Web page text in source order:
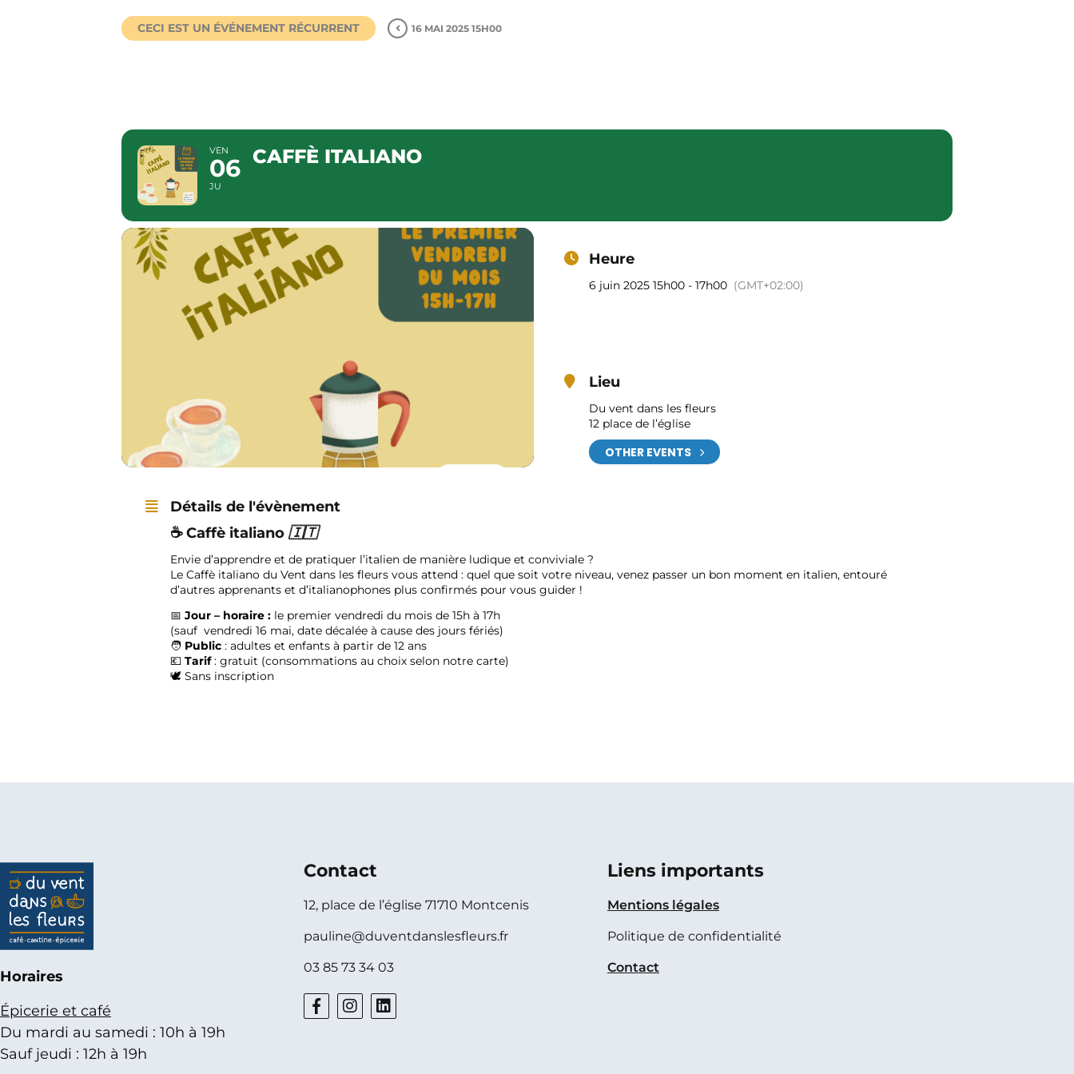
CECI EST UN ÉVÉNEMENT RÉCURRENT 16 MAI 2025 15H00
VEN
06
JU
CAFFÈ ITALIANO
Heure
6 juin 2025 15h00 - 17h00 (GMT+02:00)
Lieu
Du vent dans les fleurs
12 place de l’église
OTHER EVENTS
Détails de l'évènement
☕Caffè italiano 🇮🇹
Envie d’apprendre et de pratiquer l’italien de manière ludique et conviviale ?
Le Caffè italiano du Vent dans les fleurs vous attend : quel que soit votre niveau, venez passer un bon moment en italien, entouré
d’autres apprenants et d’italianophones plus confirmés pour vous guider !
📅 Jour – horaire : le premier vendredi du mois de 15h à 17h
(sauf vendredi 16 mai, date décalée à cause des jours fériés)
🧑 Public : adultes et enfants à partir de 12 ans
💶 Tarif: gratuit (consommations au choix selon notre carte)
🕊️ Sans inscription
Horaires
Épicerie et café
Du mardi au samedi : 10h à 19h
Sauf jeudi : 12h à 19h
Contact
12, place de l’église 71710 Montcenis
pauline@duventdanslesfleurs.fr
03 85 73 34 03
Liens importants
Mentions légales
Politique de confidentialité
Contact